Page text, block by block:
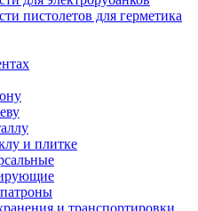
пистолетов для герметика
и плитке
и транспортировки